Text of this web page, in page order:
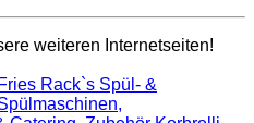
weiteren Internetseiten!